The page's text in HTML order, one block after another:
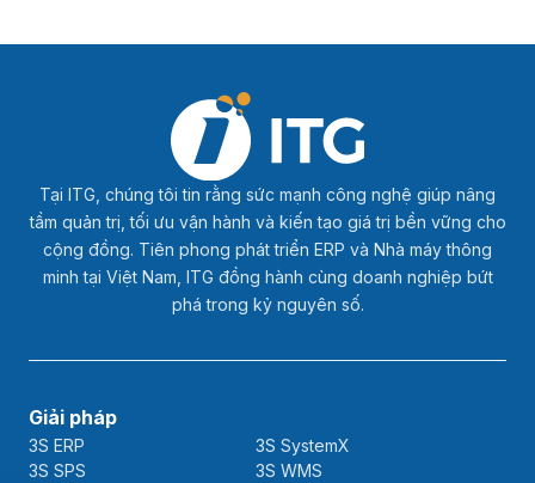
Tại ITG, chúng tôi tin rằng sức mạnh công nghệ giúp nâng
tầm quản trị, tối ưu vận hành và kiến tạo giá trị bền vững cho
cộng đồng. Tiên phong phát triển ERP và Nhà máy thông
minh tại Việt Nam, ITG đồng hành cùng doanh nghiệp bứt
phá trong kỷ nguyên số.
Giải pháp
3S ERP
3S SystemX
3S SPS
3S WMS